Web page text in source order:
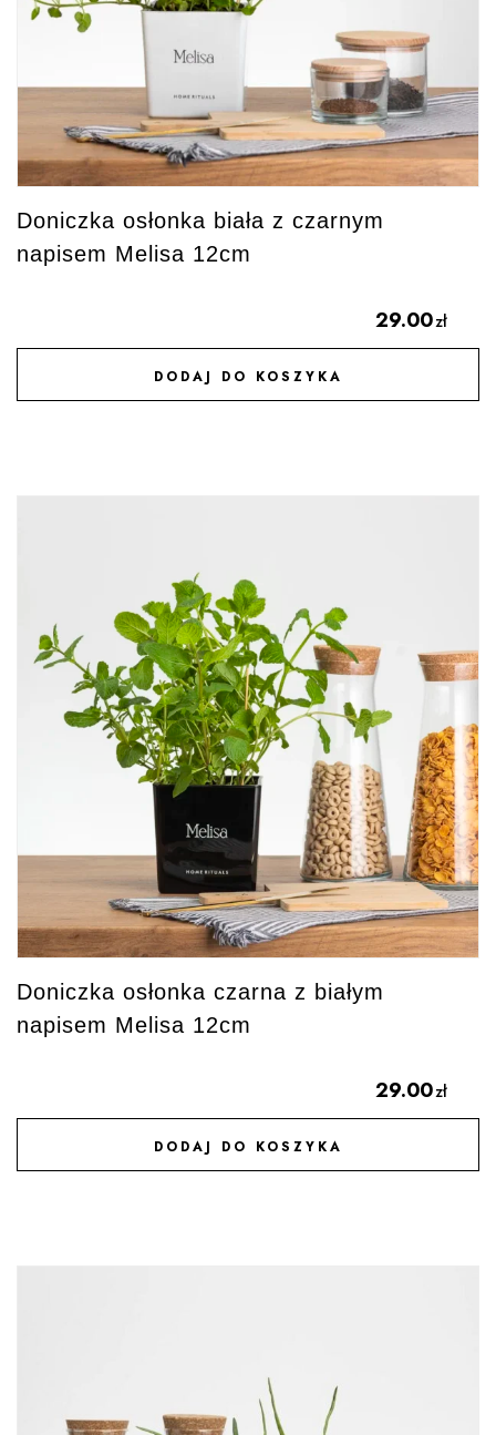
Doniczka osłonka biała z czarnym
napisem Melisa 12cm
29.00zł
DODAJ DO KOSZYKA
DODAJ DO ULUBIONYCH
Doniczka osłonka czarna z białym
napisem Melisa 12cm
29.00zł
DODAJ DO KOSZYKA
DODAJ DO ULUBIONYCH